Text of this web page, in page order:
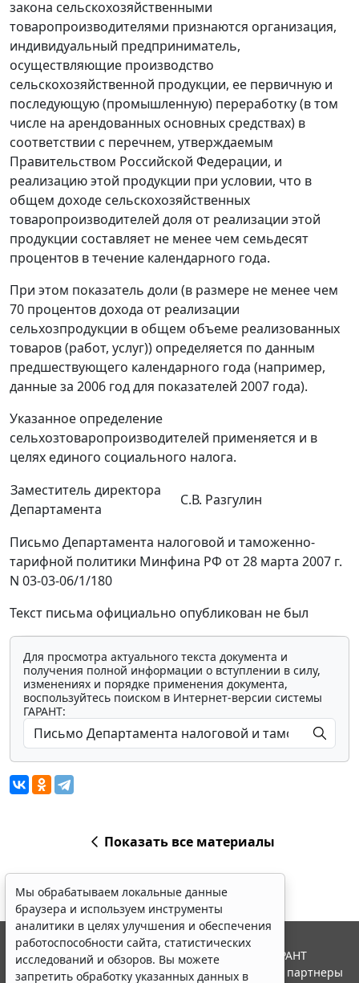
закона сельскохозяйственными
товаропроизводителями признаются организация,
индивидуальный предприниматель,
осуществляющие производство
сельскохозяйственной продукции, ее первичную и
последующую (промышленную) переработку (в том
числе на арендованных основных средствах) в
соответствии с перечнем, утверждаемым
Правительством Российской Федерации, и
реализацию этой продукции при условии, что в
общем доходе сельскохозяйственных
товаропроизводителей доля от реализации этой
продукции составляет не менее чем семьдесят
процентов в течение календарного года.
При этом показатель доли (в размере не менее чем
70 процентов дохода от реализации
сельхозпродукции в общем объеме реализованных
товаров (работ, услуг)) определяется по данным
предшествующего календарного года (например,
данные за 2006 год для показателей 2007 года).
Указанное определение
сельхозтоваропроизводителей применяется и в
целях единого социального налога.
Заместитель директора
Департамента
С.В. Разгулин
Письмо Департамента налоговой и таможенно-
тарифной политики Минфина РФ от 28 марта 2007 г.
N 03-03-06/1/180
Текст письма официально опубликован не был
Для просмотра актуального текста документа и
получения полной информации о вступлении в силу,
изменениях и порядке применения документа,
воспользуйтесь поиском в Интернет-версии системы
ГАРАНТ:
Показать все материалы
Мы обрабатываем локальные данные
браузера и используем инструменты
аналитики в целях улучшения и обеспечения
работоспособности сайта, статистических
исследований и обзоров. Вы можете
запретить обработку указанных данных в
© ООО "НПП "ГАРАНТ-СЕРВИС", 2026. Система ГАРАНТ
выпускается с 1990 года. Компания "Гарант" и ее партнеры